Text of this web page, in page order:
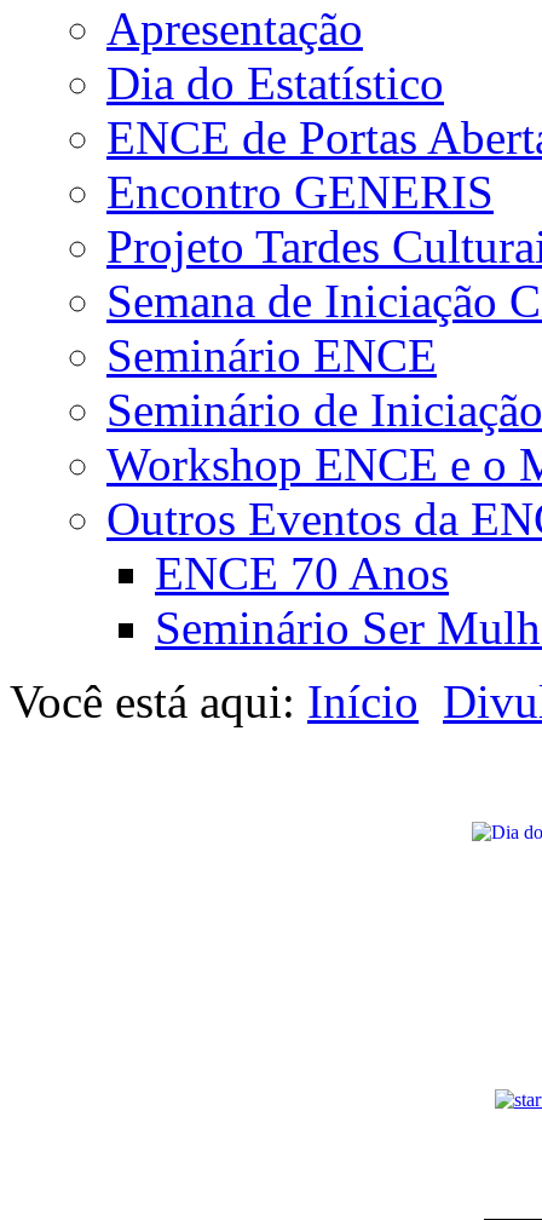
Apresentação
Dia do Estatístico
ENCE de Portas
Encontro GENERIS
Projeto Tardes
Semana de Iniciação
Seminário ENCE
Seminário de
Workshop ENCE e o
Outros Eventos da
ENCE 70 Anos
Seminário Ser
Você está aqui: Início